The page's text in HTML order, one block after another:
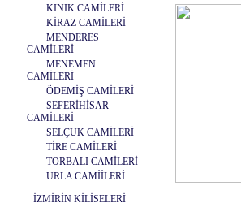
KINIK CAMİLERİ
KİRAZ CAMİLERİ
MENDERES
CAMİLERİ
MENEMEN
CAMİLERİ
ÖDEMİŞ CAMİLERİ
SEFERİHİSAR
CAMİLERİ
SELÇUK CAMİLERİ
TİRE CAMİLERİ
TORBALI CAMİLERİ
URLA CAMİİLERİ
İZMİRİN KİLİSELERİ